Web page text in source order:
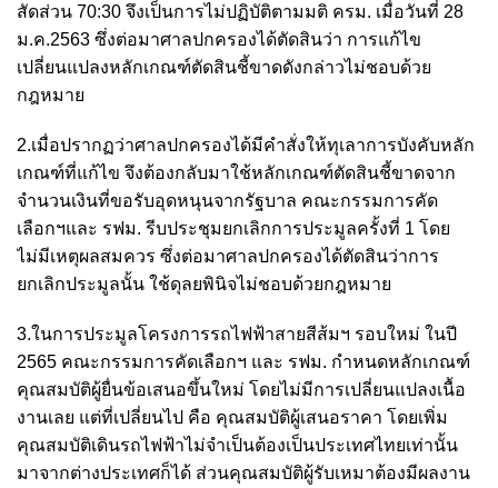
สัดส่วน 70:30 จึงเป็นการไม่ปฏิบัติตามมติ ครม. เมื่อวันที่ 28
ม.ค.2563 ซึ่งต่อมาศาลปกครองได้ตัดสินว่า การแก้ไข
เปลี่ยนแปลงหลักเกณฑ์ตัดสินชี้ขาดดังกล่าวไม่ชอบด้วย
กฎหมาย
2.เมื่อปรากฏว่าศาลปกครองได้มีคำสั่งให้ทุเลาการบังคับหลัก
เกณฑ์ที่แก้ไข จึงต้องกลับมาใช้หลักเกณฑ์ตัดสินชี้ขาดจาก
จำนวนเงินที่ขอรับอุดหนุนจากรัฐบาล คณะกรรมการคัด
เลือกฯและ รฟม. รีบประชุมยกเลิกการประมูลครั้งที่ 1 โดย
ไม่มีเหตุผลสมควร ซึ่งต่อมาศาลปกครองได้ตัดสินว่าการ
ยกเลิกประมูลนั้น ใช้ดุลยพินิจไม่ชอบด้วยกฎหมาย
3.ในการประมูลโครงการรถไฟฟ้าสายสีส้มฯ รอบใหม่ ในปี
2565 คณะกรรมการคัดเลือกฯ และ รฟม. กำหนดหลักเกณฑ์
คุณสมบัติผู้ยื่นข้อเสนอขึ้นใหม่ โดยไม่มีการเปลี่ยนแปลงเนื้อ
งานเลย แต่ที่เปลี่ยนไป คือ คุณสมบัติผู้เสนอราคา โดยเพิ่ม
คุณสมบัติเดินรถไฟฟ้าไม่จำเป็นต้องเป็นประเทศไทยเท่านั้น
มาจากต่างประเทศก็ได้ ส่วนคุณสมบัติผู้รับเหมาต้องมีผลงาน